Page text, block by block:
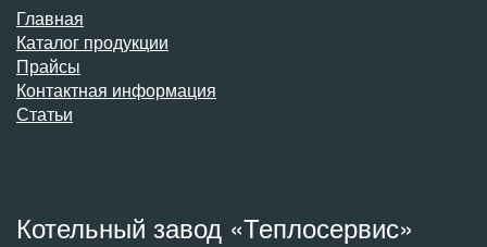
Главная
Каталог продукции
Прайсы
Контактная информация
Статьи
Котельный завод «Теплосервис»